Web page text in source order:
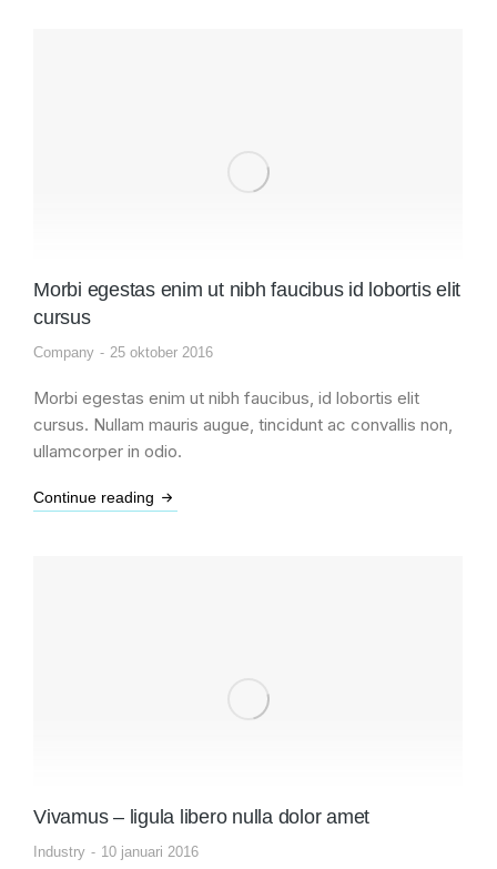
Morbi egestas enim ut nibh faucibus id lobortis elit
cursus
Company 25 oktober 2016
Morbi egestas enim ut nibh faucibus, id lobortis elit
cursus. Nullam mauris augue, tincidunt ac convallis non,
ullamcorper in odio.
Continue reading
Vivamus – ligula libero nulla dolor amet
Industry 10 januari 2016